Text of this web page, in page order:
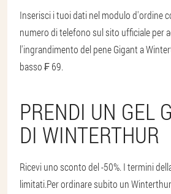
Inserisci i tuoi dati nel modulo d'ordine
numero di telefono sul sito ufficiale per
l'ingrandimento del pene Gigant a
basso ₣ 69.
PRENDI UN GEL
DI WINTERTHUR
Ricevi uno sconto del -50%. I termini
limitati.Per ordinare subito un